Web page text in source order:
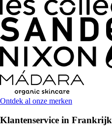
Ontdek al onze merken
Klantenservice in Frankrijk